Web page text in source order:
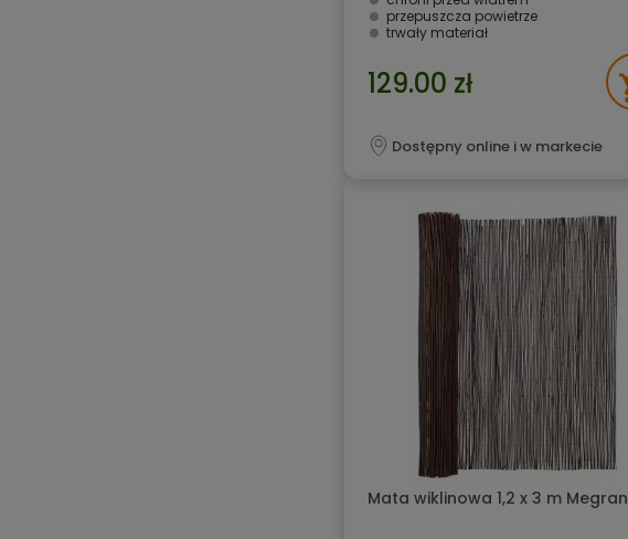
przepuszcza powietrze
trwały materiał
129.00 zł
Dostępny online i w markecie
Mata wiklinowa 1,2 x 3 m Megran